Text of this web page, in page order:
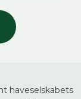
haveselskabets